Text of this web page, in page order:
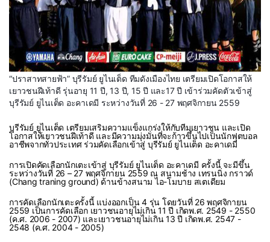
“ปราสาทสายฟ้า” บุรีรัมย์ ยูไนเต็ด ทีมดังเมืองไทย เตรียมเปิดโอกาสให้
เยาวชนฝีเท้าดี รุ่นอายุ 11 ปี, 13 ปี, 15 ปี และ17 ปี เข้าร่วมคัดตัวเข้าสู่
บุรีรัมย์ ยูไนเต็ด อะคาเดมี ระหว่างวันที่ 26 - 27 พฤศจิกายน 2559
บุรีรัมย์ ยูไนเต็ด เตรียมเสริมความแข็งแกร่งให้กับทีมเยาวชน และเปิด
โอกาสให้เยาวชนฝีเท้าดี และมีความมุ่งมั่นที่จะก้าวขึ้นไปเป็นนักฟุตบอล
อาชีพจากทั่วประเทศ ร่วมคัดเลือกเข้าสู่ บุรีรัมย์ ยูไนเต็ด อะคาเดมี
การเปิดคัดเลือกนักเตะเข้าสู่ บุรีรัมย์ ยูไนเต็ด อะคาเดมี ครั้งนี้ จะมีขึ้น
ระหว่างวันที่ 26 – 27 พฤศจิกายน 2559 ณ สนามช้าง เทรนนิ่ง กราวด์
(Chang traning ground) ด้านข้างสนาม ไอ-โมบาย สเตเดียม
การคัดเลือกนักเตะครั้งนี้ แบ่งออกเป็น 4 รุ่น โดยวันที่ 26 พฤศจิกายน
2559 เป็นการคัดเลือก เยาวชนอายุไม่เกิน 11 ปี เกิดพ.ศ. 2549 - 2550
(ค.ศ. 2006 - 2007) และเยาวชนอายุไม่เกิน 13 ปี เกิดพ.ศ. 2547 -
2548 (ค.ศ. 2004 - 2005)